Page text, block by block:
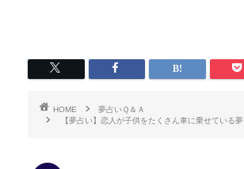
HOME
夢占いＱ＆Ａ
【夢占い】恋人が子供をたくさん車に乗せている夢